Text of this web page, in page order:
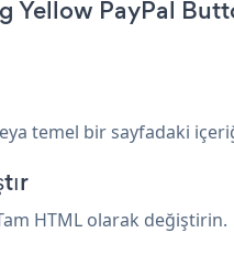
Yellow PayPal
temel bir sayfadaki
HTML olarak değiştirin.